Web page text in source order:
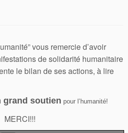
vous remercie d’avoir
de solidarité humanitaire
le bilan de ses actions, à lire
grand soutien pour l’humanité!
MERCI!!!